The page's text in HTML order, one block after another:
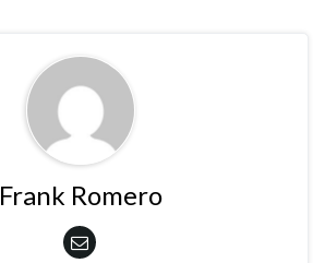
Frank Romero